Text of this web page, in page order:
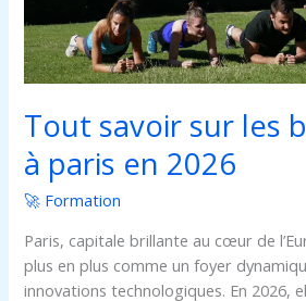
Tout savoir sur les
à paris en 2026
🚀 Formation
Paris, capitale brillante au cœur de
plus en plus comme un foyer
innovations technologiques. En 2026,
paris
en
2026